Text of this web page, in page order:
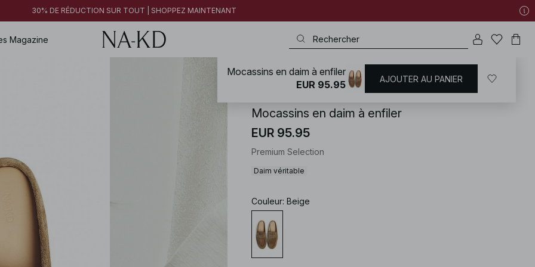
30% DE RÉDUCTION SUR TOUT | SHOPPEZ MAINTENANT
Magazine
Chaussures / Chaussures Plates / Mocassins
Mocassins en daim à enfiler
EUR 95.95
Premium Selection
Daim véritable
Couleur: Beige
Mocassins en daim à enfiler
EUR 95.95
AJOUTER AU PANIER